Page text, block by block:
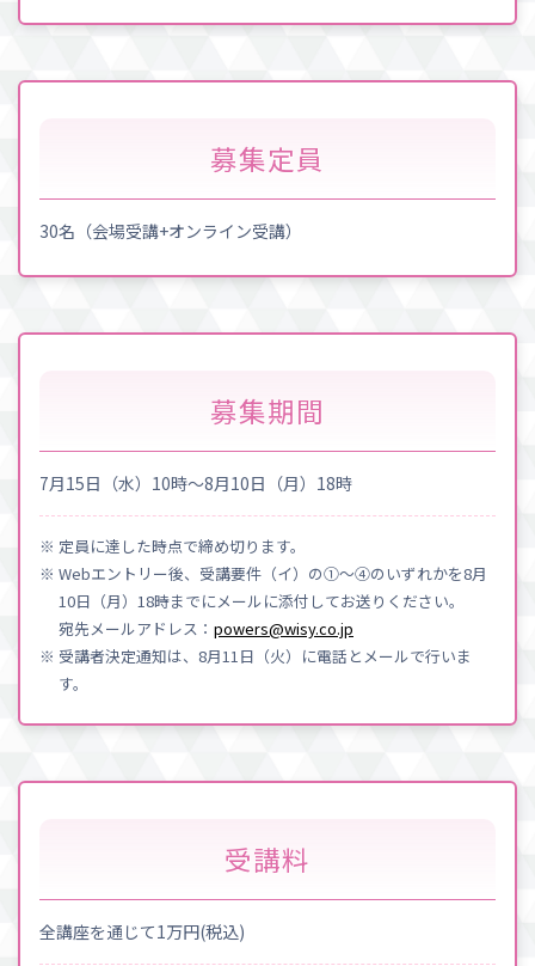
募集定員
30名（会場受講+オンライン受講）
募集期間
7月15日（水）10時～8月10日（月）18時
※ 定員に達した時点で締め切ります。
※ Webエントリー後、受講要件（イ）の①〜④のいずれかを8月
10日（月）18時までにメールに添付してお送りください。
宛先メールアドレス： powers@wisy.co.jp
※ 受講者決定通知は、8月11日（火）に電話とメールで行いま
す。
受講料
全講座を通じて1万円(税込)